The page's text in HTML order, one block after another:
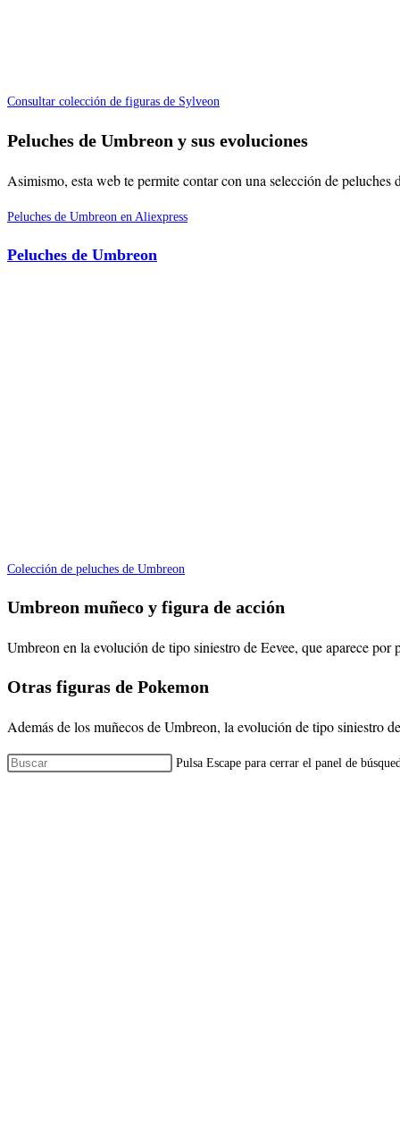
Consultar colección de figuras de Sylveon
Peluches de Umbreon y sus evoluciones
Asimismo, esta web te permite contar con una selección de
Peluches de Umbreon en Aliexpress
Peluches de Umbreon
Colección de peluches de Umbreon
Umbreon muñeco y figura de acción
Umbreon en la evolución de tipo siniestro de Eevee, que aparece
Otras figuras de Pokemon
Además de los muñecos de Umbreon, la evolución de tipo siniestro
Pulsa Escape para cerrar el panel de